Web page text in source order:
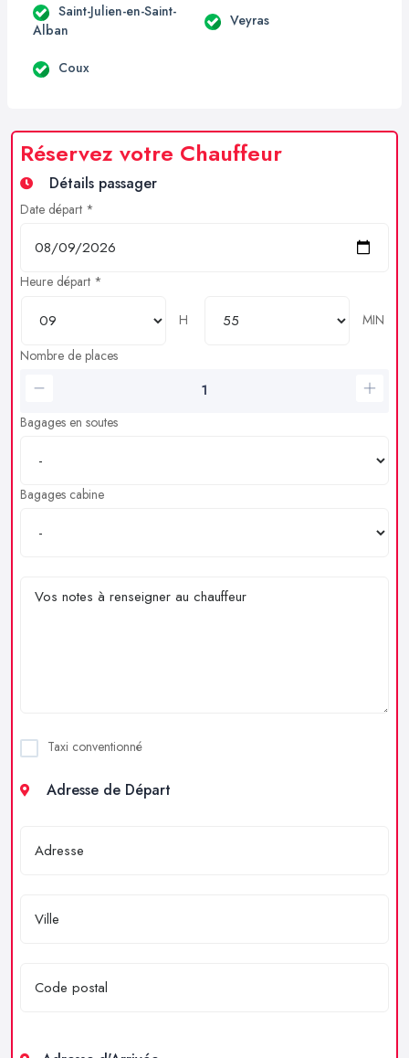
Saint-Julien-en-Saint-
Alban
Veyras
Coux
Réservez votre Chauffeur
Détails passager
Date départ *
Heure départ *
H
MIN
Nombre de places
Bagages en soutes
Bagages cabine
Taxi conventionné
Adresse de Départ